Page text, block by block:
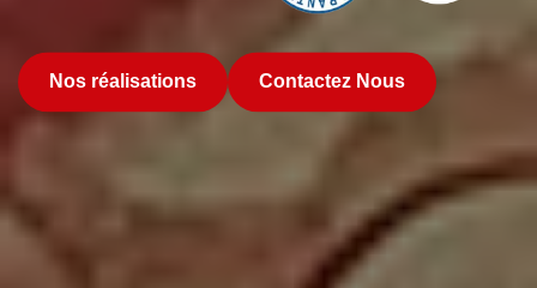
Nos réalisations Contactez Nous